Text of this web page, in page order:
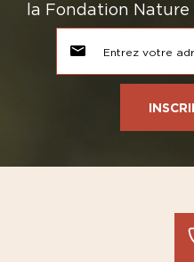
la Fondation Nature